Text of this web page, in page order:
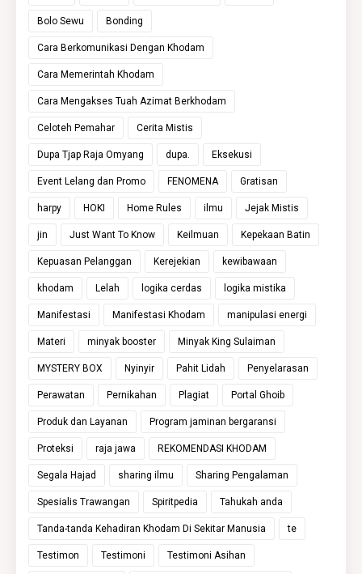
Bolo Sewu Bonding
Cara Berkomunikasi Dengan Khodam
Cara Memerintah Khodam
Cara Mengakses Tuah Azimat Berkhodam
Celoteh Pemahar Cerita Mistis
Dupa Tjap Raja Omyang dupa. Eksekusi
Event Lelang dan Promo FENOMENA Gratisan
harpy HOKI Home Rules ilmu Jejak Mistis
jin Just Want To Know Keilmuan Kepekaan Batin
Kepuasan Pelanggan Kerejekian kewibawaan
khodam Lelah logika cerdas logika mistika
Manifestasi Manifestasi Khodam manipulasi energi
Materi minyak booster Minyak King Sulaiman
MYSTERY BOX Nyinyir Pahit Lidah Penyelarasan
Perawatan Pernikahan Plagiat Portal Ghoib
Produk dan Layanan Program jaminan bergaransi
Proteksi raja jawa REKOMENDASI KHODAM
Segala Hajad sharing ilmu Sharing Pengalaman
Spesialis Trawangan Spiritpedia Tahukah anda
Tanda-tanda Kehadiran Khodam Di Sekitar Manusia te
Testimon Testimoni Testimoni Asihan